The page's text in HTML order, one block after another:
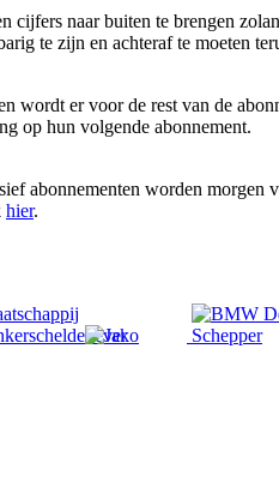
naar buiten te brengen
te zijn en achteraf te moeten
wordt er voor de rest van de
op hun volgende abonnement.
abonnementen worden
hier.